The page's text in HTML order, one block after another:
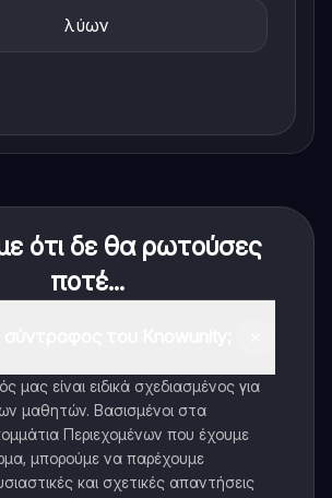
λύων
ότι δε θα ρωτούσες
ποτέ...
μας είναι ειδικά σχεδιασμένος για
μαθητών. Βασισμένοι στα
Περιεχομένων που έχουμε
μπορούμε να παρέχουμε
και σχετικές απαντήσεις